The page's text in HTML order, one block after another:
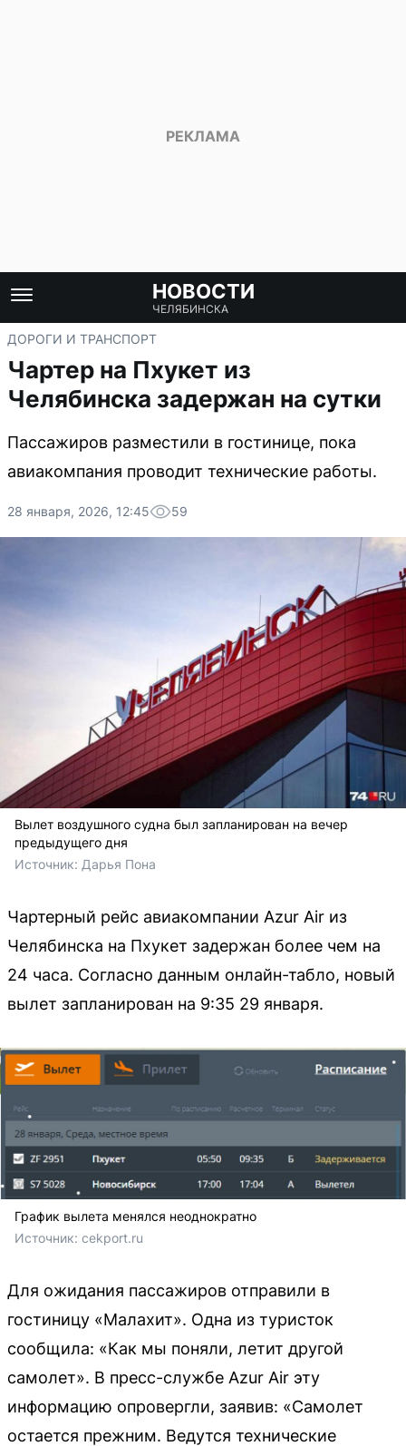
НОВОСТИ
ЧЕЛЯБИНСКА
ДОРОГИ И ТРАНСПОРТ
Чартер на Пхукет из
Челябинска задержан на сутки
Пассажиров разместили в гостинице, пока
авиакомпания проводит технические работы.
28 января, 2026, 12:45 59
Вылет воздушного судна был запланирован на вечер
предыдущего дня
Источник: Дарья Пона
Чартерный рейс авиакомпании Azur Air из
Челябинска на Пхукет задержан более чем на
24 часа. Согласно данным онлайн-табло, новый
вылет запланирован на 9:35 29 января.
График вылета менялся неоднократно
Источник: cekport.ru
Для ожидания пассажиров отправили в
гостиницу «Малахит». Одна из туристок
сообщила: «Как мы поняли, летит другой
самолет». В пресс-службе Azur Air эту
информацию опровергли, заявив: «Самолет
остается прежним. Ведутся технические